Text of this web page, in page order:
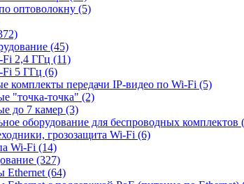
оптоволокну (5)
(45)
2,4 ГГц (11)
5 ГГц (6)
комплекты передачи IP-видео по Wi-Fi (5)
"точка-точка" (2)
до 7 камер (3)
оборудование для беспроводных комплектов
грозозащита Wi-Fi (6)
Wi-Fi (14)
(327)
Ethernet (64)